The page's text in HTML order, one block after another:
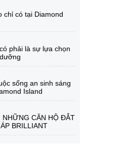
chỉ có tại Diamond
phải là sự lựa chọn
sống an sinh sáng
Island
NHỮNG CĂN HỘ ĐẮT
BRILLIANT